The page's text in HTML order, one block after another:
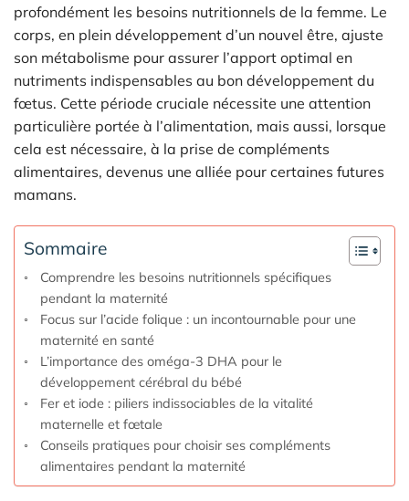
profondément les besoins nutritionnels de la femme. Le
corps, en plein développement d’un nouvel être, ajuste
son métabolisme pour assurer l’apport optimal en
nutriments indispensables au bon développement du
fœtus. Cette période cruciale nécessite une attention
particulière portée à l’alimentation, mais aussi, lorsque
cela est nécessaire, à la prise de compléments
alimentaires, devenus une alliée pour certaines futures
mamans.
Sommaire
Comprendre les besoins nutritionnels spécifiques
pendant la maternité
Focus sur l’acide folique : un incontournable pour une
maternité en santé
L’importance des oméga-3 DHA pour le
développement cérébral du bébé
Fer et iode : piliers indissociables de la vitalité
maternelle et fœtale
Conseils pratiques pour choisir ses compléments
alimentaires pendant la maternité